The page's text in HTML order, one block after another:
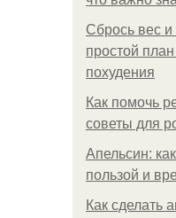
Сбрось вес и
простой
похудения
Как помочь
советы для
Апельсин:
пользой и
Как сделать